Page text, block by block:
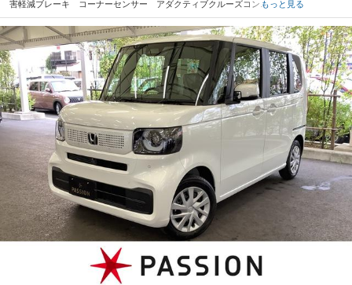
害軽減ブレーキ コーナーセンサー アダクティブクルーズコント
ロール スマートキー チップアップシート アイドリングストッ
プ ＬＥＤ 電動格納ドアミラー（愛知県）
もっと見る